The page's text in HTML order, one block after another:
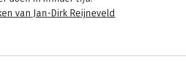
van Jan-Dirk Reijneveld